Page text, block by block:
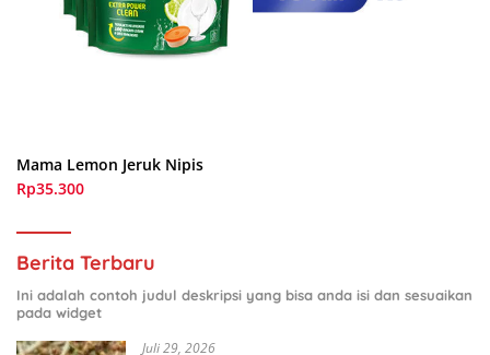
Mama Lemon Jeruk Nipis
Rp35.300
Berita Terbaru
Ini adalah contoh judul deskripsi yang bisa anda isi dan sesuaikan
pada widget
Juli 29, 2026